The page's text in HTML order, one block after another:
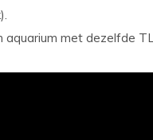
aquarium met dezelfde